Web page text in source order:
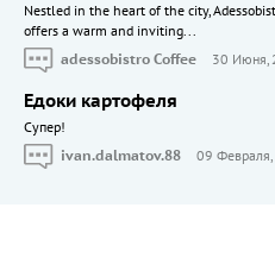
Nestled in the heart of the city,
offers a warm and inviting...
adessobistro Coffee
30 Июня,
Едоки картофеля
Cупер!
ivan.dalmatov.88
09